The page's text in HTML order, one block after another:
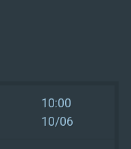
10:00
10/06